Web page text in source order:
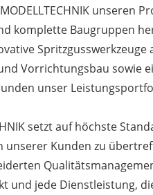
unseren
komplette Baugruppen
Vorrichtungsbau sowie
unser
setzt auf höchste
unserer Kunden zu
und jede Dienstleistung,